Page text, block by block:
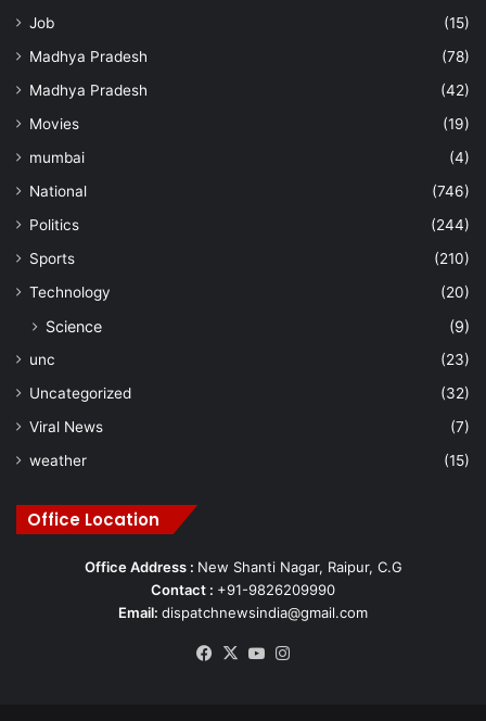
Job
(15)
Madhya Pradesh
(78)
Madhya Pradesh
(42)
Movies
(19)
mumbai
(4)
National
(746)
Politics
(244)
Sports
(210)
Technology
(20)
Science (9)
unc
(23)
Uncategorized
(32)
Viral News
(7)
weather
(15)
Office Location
Office Address : New Shanti Nagar, Raipur, C.G
Contact : +91-9826209990
Email: dispatchnewsindia@gmail.com
Facebook
X YouTube